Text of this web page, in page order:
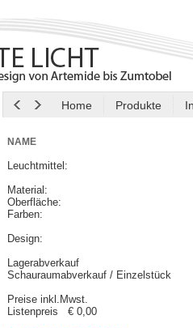
Home Produkte
NAME
Leuchtmittel:
Material:
Oberfläche:
Farben:
Design:
Lagerabverkauf
Schauraumabverkauf / Einzelstück
Preise inkl.Mwst.
Listenpreis € 0,00